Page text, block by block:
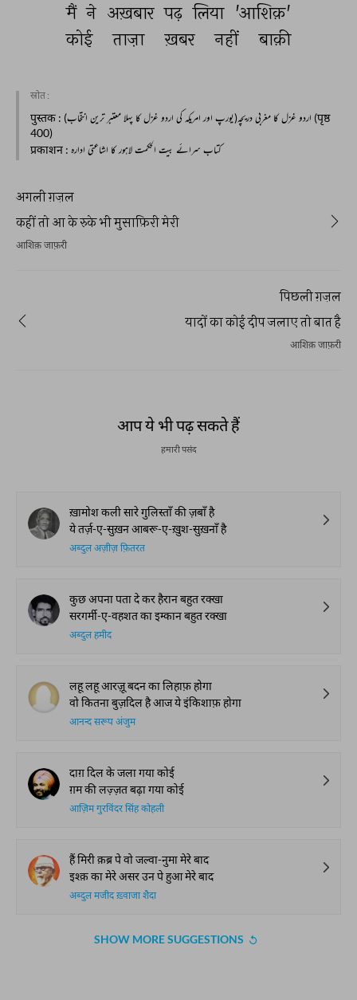
मैं ने अख़बार पढ़ लिया 'आशिक़'
कोई
ताज़ा ख़बर नहीं बाक़ी
स्रोत :
पुस्तक : اردو غزل کا مغربی دریچہ(یورپ اور امریکہ کی اردو غزل کا پہلا معتبر ترین انتخاب) (पृष्ठ
400)
प्रकाशन : کتاب سرائے بیت الحکمت لاہور کا اشاعتی ادارہ
अगली ग़ज़ल
कहीं तो आ के रुके भी मुसाफ़िरी मेरी
आशिक़ जाफ़री
पिछली ग़ज़ल
यादों का कोई दीप जलाए तो बात है
आशिक़ जाफ़री
आप ये भी पढ़ सकते हैं
हमारी पसंद
ख़ामोश कली सारे गुलिस्ताँ की ज़बाँ है
ये तर्ज़-ए-सुख़न आबरू-ए-ख़ुश-सुख़नाँ है
अब्दुल अज़ीज़ फ़ितरत
कुछ अपना पता दे कर हैरान बहुत रक्खा
सरगर्मी-ए-वहशत का इम्कान बहुत रक्खा
अब्दुल हमीद
लहू लहू आरज़ू बदन का लिहाफ़ होगा
वो कितना बुज़दिल है आज ये इंकिशाफ़ होगा
आनन्द सरूप अंजुम
दाग़ दिल के जला गया कोई
ग़म की लज़्ज़त बढ़ा गया कोई
आज़िम गुरविंदर सिंह कोहली
हैं मिरी क़ब्र पे वो जल्वा-नुमा मेरे बाद
इश्क़ का मेरे असर उन पे हुआ मेरे बाद
अब्दुल मजीद ख़्वाजा शैदा
SHOW MORE SUGGESTIONS